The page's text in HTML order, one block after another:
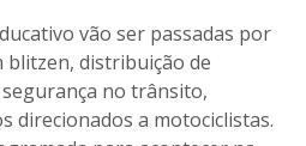
vão ser passadas por
blitzen, distribuição de
no trânsito,
direcionados a motociclistas.